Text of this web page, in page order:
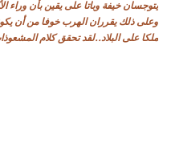
يتوجسان خيفة وباتا على يقين بأن وراء
وعلى ذلك يقرران الهرب خوفا من أن
ملكا على البلاد..لقد تحقق كلام